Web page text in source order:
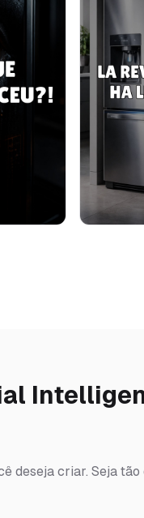
deseja criar. Seja tão